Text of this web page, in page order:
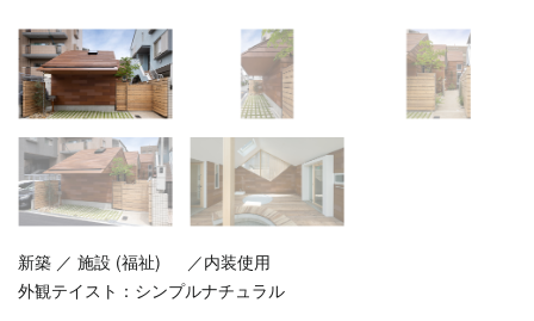
新築 ／ 施設 (福祉) ／内装使用
外観テイスト： シンプルナチュラル